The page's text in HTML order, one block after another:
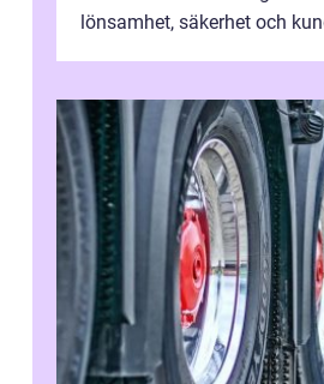
lönsamhet, säkerhet och